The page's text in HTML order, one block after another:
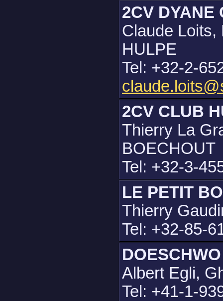
2CV
Claude Loits,
HULPE
Tel: +32-2-
2CV CLUB
Thierry La
BOECHOUT
Tel: +32-3-
LE PETIT
Thierry
Tel: +32-85-
Albert Egli,
Tel: +41-1-